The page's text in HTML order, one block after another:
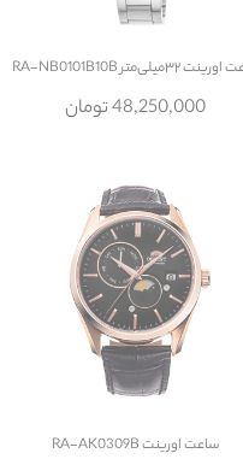
اورینت ۳۲میلی‌متر RA-NB0101B10B
48,250,000 تومان
ساعتاورینت RA-AK0309B